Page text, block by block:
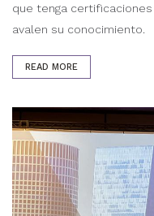
que tenga
avalen su conocimiento.
READ MORE